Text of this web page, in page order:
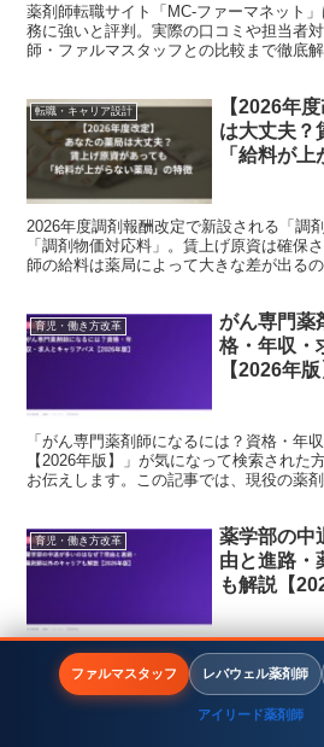
薬剤師転職サイト「MC-ファーマネット
務に強いと評判。実際の口コミや担当者
師・ファルマスタッフとの比較まで徹底
転職・キャリア設計
【2026年
は大丈夫？
「給料が
2026年度調剤報酬改定で新設される「調
「調剤物価対応料」。賃上げ原資は確保
師の給料は薬局によって大きな差が出る
育児・働き方改革
がん専門薬
格・年収・
【2026年版
「がん専門薬剤師になるには？資格・年
【2026年版】」が気になって検索された
お伝えします。この記事では、現役の薬
育児・働き方改革
薬学部の中
由と進路・
も解説【
「薬学部の中退が多いのはなぜ？理由と
も解説【2026年版】」が気になって検索
ら先にお伝えします。この記事では、現
ントの視点で、背景にある事情と、これ
ファルマスタッフ レバウェル薬剤師
アイリード薬剤師